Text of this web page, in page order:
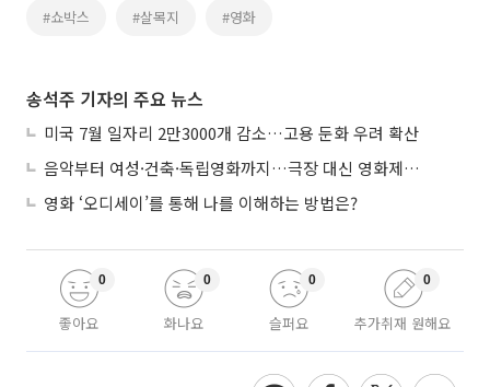
#쇼박스 #살목지 #영화
송석주 기자의 주요 뉴스
미국 7월 일자리 2만3000개 감소…고용 둔화 우려 확산
음악부터 여성·건축·독립영화까지…극장 대신 영화제로 즐기는 스크린 여행
영화 ‘오디세이’를 통해 나를 이해하는 방법은?
좋아요
0
화나요
0
슬퍼요
0
추가취재 원해요
0